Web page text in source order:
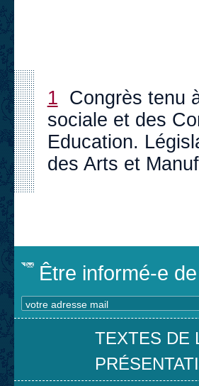
1 Congrès tenu
sociale et des
Education.
des Arts et
Être informé-e
TEXTES DE